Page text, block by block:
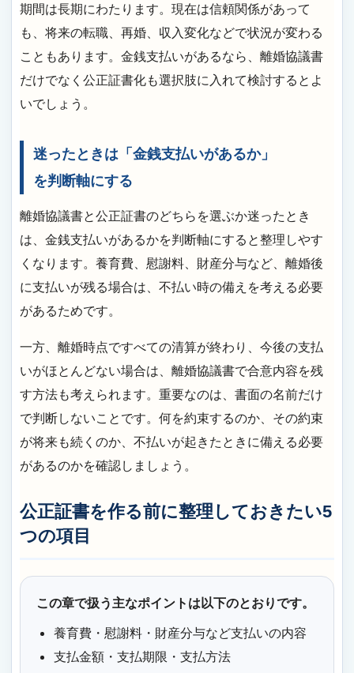
期間は長期にわたります。現在は信頼関係があって
も、将来の転職、再婚、収入変化などで状況が変わる
こともあります。金銭支払いがあるなら、離婚協議書
だけでなく公正証書化も選択肢に入れて検討するとよ
いでしょう。
迷ったときは「金銭支払いがあるか」
を判断軸にする
離婚協議書と公正証書のどちらを選ぶか迷ったとき
は、金銭支払いがあるかを判断軸にすると整理しやす
くなります。養育費、慰謝料、財産分与など、離婚後
に支払いが残る場合は、不払い時の備えを考える必要
があるためです。
一方、離婚時点ですべての清算が終わり、今後の支払
いがほとんどない場合は、離婚協議書で合意内容を残
す方法も考えられます。重要なのは、書面の名前だけ
で判断しないことです。何を約束するのか、その約束
が将来も続くのか、不払いが起きたときに備える必要
があるのかを確認しましょう。
公正証書を作る前に整理しておきたい5
つの項目
この章で扱う主なポイントは以下のとおりです。
養育費・慰謝料・財産分与など支払いの内容
支払金額・支払期限・支払方法